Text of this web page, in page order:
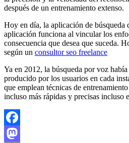
después de un entrenamiento extenso.
Hoy en día, la aplicación de búsqueda
aplicación funciona al vincular los
consecuencia que desea que suceda.
según un consultor seo freelance
Ya en 2012, la búsqueda por voz
producido por los usuarios en cada
que emplean técnicas de
incluso más rápidas y precisas incluso
Facebook